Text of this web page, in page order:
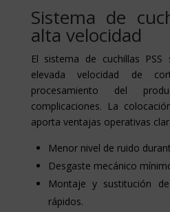
Sistema de
alta velocidad
El sistema de cuchillas
elevada velocidad de
procesamiento del
complicaciones. La
aporta ventajas operativas
Menor nivel de ruido
Desgaste mecánico
Montaje y sustitución
rápidos.